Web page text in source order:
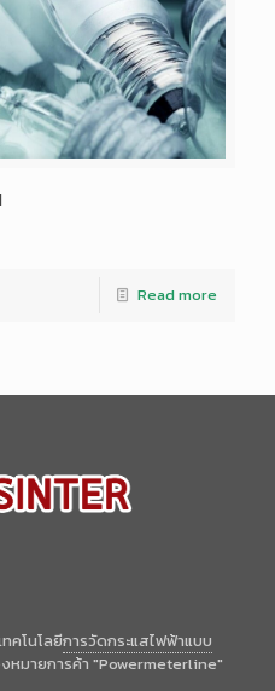
Read more
คโนโลยีการวัดกระแสไฟฟ้าแบบ
หมายการค้า "Powermeterline"